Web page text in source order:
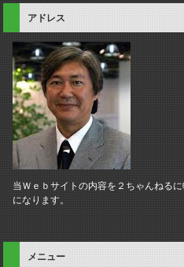
アドレス
当Ｗｅｂサイトの内容を２ちゃんねる
になります。
メニュー